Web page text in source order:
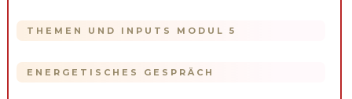
THEMEN UND INPUTS MODUL 5
ENERGETISCHES GESPRÄCH